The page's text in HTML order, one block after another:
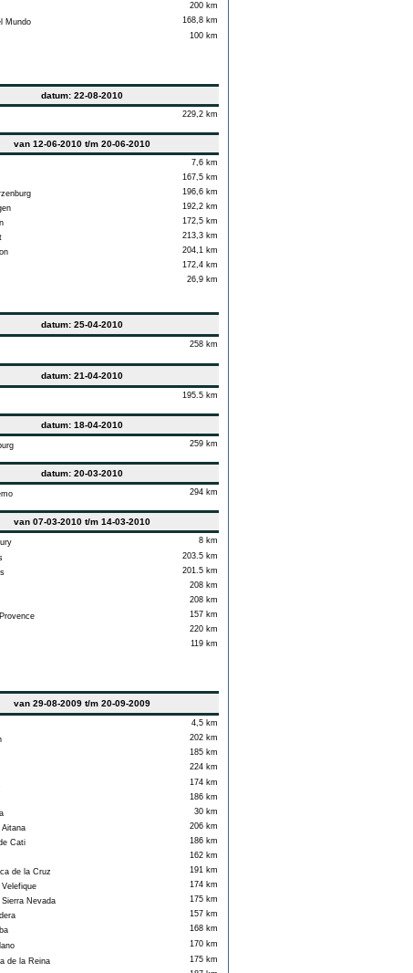
200 km
Mundo
168,8 km
100 km
datum: 22-08-2010
229,2 km
van 12-06-2010 t/m 20-06-2010
7,6 km
167,5 km
196,6 km
192,2 km
172,5 km
213,3 km
204,1 km
172,4 km
26,9 km
datum: 25-04-2010
258 km
datum: 21-04-2010
195.5 km
datum: 18-04-2010
259 km
datum: 20-03-2010
294 km
van 07-03-2010 t/m 14-03-2010
8 km
203.5 km
201.5 km
208 km
208 km
157 km
220 km
119 km
van 29-08-2009 t/m 20-09-2009
4,5 km
202 km
185 km
224 km
174 km
186 km
30 km
206 km
Cati
186 km
162 km
de la Cruz
191 km
174 km
Nevada
175 km
157 km
168 km
170 km
de la Reina
175 km